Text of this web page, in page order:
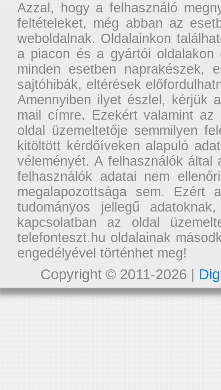
Azzal, hogy a felhasználó
feltételeket, még abban az
weboldalnak. Oldalainkon
a piacon és a gyártói oldalakon
minden esetben naprakészek,
sajtóhibák, eltérések
Amennyiben ilyet észlel, kérjük
mail címre. Ezekért valamint
oldal üzemeltetője semmilyen
kitöltött kérdőíveken alapuló
véleményét. A felhasználók
felhasználók adatai nem
megalapozottsága sem. Ezért
tudományos jellegű
kapcsolatban az oldal
telefonteszt.hu oldalainak
engedélyével történhet meg!
Copyright © 2011-2026 |